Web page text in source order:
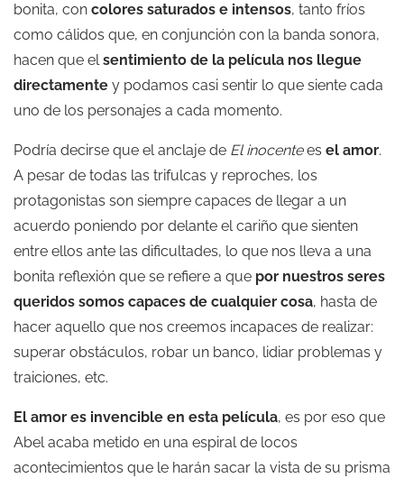
bonita, con colores saturados e intensos, tanto fríos
como cálidos que, en conjunción con la banda sonora,
hacen que elsentimiento de la película nos llegue
directamente y podamos casi sentir lo que siente cada
uno de los personajes a cada momento.
Podría decirse que el anclaje de El inocentees el amor.
A pesar de todas las trifulcas y reproches, los
protagonistas son siempre capaces de llegar a un
acuerdo poniendo por delante el cariño que sienten
entre ellos ante las dificultades, lo que nos lleva a una
bonita reflexión que se refiere a que por nuestros seres
queridos somos capaces de cualquier cosa, hasta de
hacer aquello que nos creemos incapaces de realizar:
superar obstáculos, robar un banco, lidiar problemas y
traiciones, etc.
El amor es invencible en esta película, es por eso que
Abel acaba metido en una espiral de locos
acontecimientos que le harán sacar la vista de su prisma